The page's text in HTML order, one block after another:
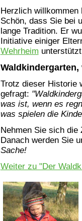
Herzlich willkommen
Schön, dass Sie bei
lange Tradition. Er
Initiative einiger
Wehrheim
Trotz dieser Historie
gefragt:
was ist, wenn es
was spielen die
Nehmen Sie sich
Danach werden Sie
Sache!
Weiter zu "Der